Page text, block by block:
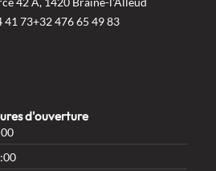
41 73+32 476 65 49 83
d'ouverture